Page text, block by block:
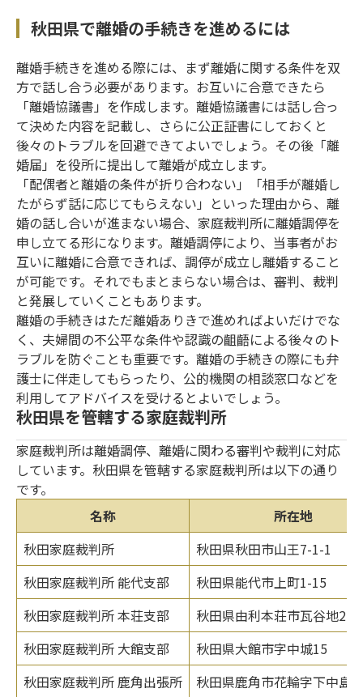
秋田県で離婚の手続きを進めるには
離婚手続きを進める際には、まず離婚に関する条件を双
方で話し合う必要があります。お互いに合意できたら
「離婚協議書」を作成します。離婚協議書には話し合っ
て決めた内容を記載し、さらに公正証書にしておくと
後々のトラブルを回避できてよいでしょう。その後「離
婚届」を役所に提出して離婚が成立します。
「配偶者と離婚の条件が折り合わない」「相手が離婚し
たがらず話に応じてもらえない」といった理由から、離
婚の話し合いが進まない場合、家庭裁判所に離婚調停を
申し立てる形になります。離婚調停により、当事者がお
互いに離婚に合意できれば、調停が成立し離婚すること
が可能です。それでもまとまらない場合は、審判、裁判
と発展していくこともあります。
離婚の手続きはただ離婚ありきで進めればよいだけでな
く、夫婦間の不公平な条件や認識の齟齬による後々のト
ラブルを防ぐことも重要です。離婚の手続きの際にも弁
護士に伴走してもらったり、公的機関の相談窓口などを
利用してアドバイスを受けるとよいでしょう。
秋田県を管轄する家庭裁判所
家庭裁判所は離婚調停、離婚に関わる審判や裁判に対応
しています。秋田県を管轄する家庭裁判所は以下の通り
です。
名称
所在地
秋田家庭裁判所
秋田県秋田市山王7-1-1
秋田家庭裁判所 能代支部
秋田県能代市上町1-15
秋田家庭裁判所 本荘支部
秋田県由利本荘市瓦谷地21
秋田家庭裁判所 大館支部
秋田県大館市字中城15
秋田家庭裁判所 鹿角出張所
秋田県鹿角市花輪字下中島